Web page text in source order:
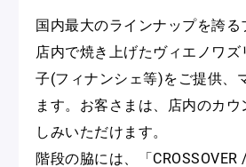
国内最大のラインナップを誇
店内で焼き上げたヴィエノワ
子(フィナンシェ等)をご提供、
ます。お客さまは、店内のカ
しみいただけます。
階段の脇には、「